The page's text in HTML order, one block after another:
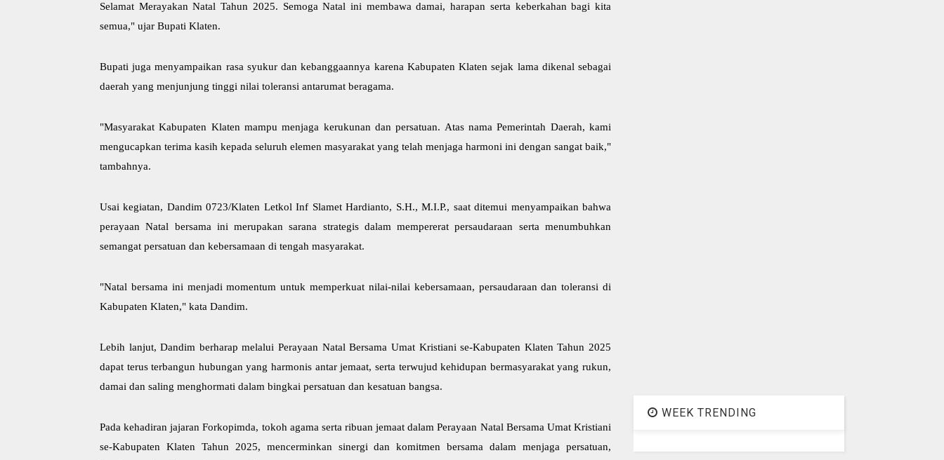
Selamat Merayakan Natal Tahun 2025. Semoga Natal ini membawa damai, harapan serta keberkahan bagi kita
semua," ujar Bupati Klaten.
Bupati juga menyampaikan rasa syukur dan kebanggaannya karena Kabupaten Klaten sejak lama dikenal sebagai
daerah yang menjunjung tinggi nilai toleransi antarumat beragama.
"Masyarakat Kabupaten Klaten mampu menjaga kerukunan dan persatuan. Atas nama Pemerintah Daerah, kami
mengucapkan terima kasih kepada seluruh elemen masyarakat yang telah menjaga harmoni ini dengan sangat baik,"
tambahnya.
Usai kegiatan, Dandim 0723/Klaten Letkol Inf Slamet Hardianto, S.H., M.I.P., saat ditemui menyampaikan bahwa
perayaan Natal bersama ini merupakan sarana strategis dalam mempererat persaudaraan serta menumbuhkan
semangat persatuan dan kebersamaan di tengah masyarakat.
"Natal bersama ini menjadi momentum untuk memperkuat nilai-nilai kebersamaan, persaudaraan dan toleransi di
Kabupaten Klaten," kata Dandim.
Lebih lanjut, Dandim berharap melalui Perayaan Natal Bersama Umat Kristiani se-Kabupaten Klaten Tahun 2025
dapat terus terbangun hubungan yang harmonis antar jemaat, serta terwujud kehidupan bermasyarakat yang rukun,
damai dan saling menghormati dalam bingkai persatuan dan kesatuan bangsa.
Pada kehadiran jajaran Forkopimda, tokoh agama serta ribuan jemaat dalam Perayaan Natal Bersama Umat Kristiani
se-Kabupaten Klaten Tahun 2025, mencerminkan sinergi dan komitmen bersama dalam menjaga persatuan,
WEEK TRENDING